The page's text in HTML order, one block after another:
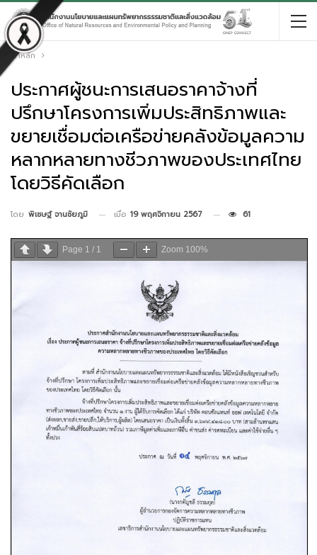
หน้าหลัก
ประกาศผู้ชนะการเสนอราคาจ้างที่
ปรึกษาโครงการเพิ่มประสิทธิภาพและ
ขยายเชื่อมต่อเครือข่ายคลังข้อมูลความ
หลากหลายทางชีวภาพของประเทศไทย
โดยวิธีคัดเลือก
โดย พิเชษฐ์ จานชัยภูมิ เมื่อ 19 พฤศจิกายน 2567 61
Page 1 / 1 Zoom 100%